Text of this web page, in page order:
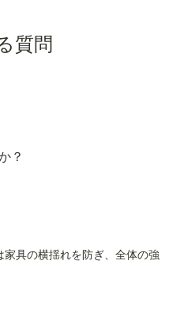
質問
？
具の横揺れを防ぎ、全体の強